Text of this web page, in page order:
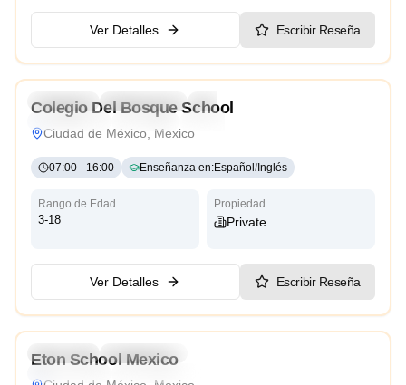
Ver Detalles Escribir Reseña
Preschool Kindergarten
Daycare
Colegio Del Bosque School
Ciudad de México, Mexico
07:00 - 16:00 Enseñanza en:Español /Inglés
Rango de Edad
3-18
Propiedad
Private
Ver Detalles Escribir Reseña
Preschool
Kindergarten
Eton School Mexico